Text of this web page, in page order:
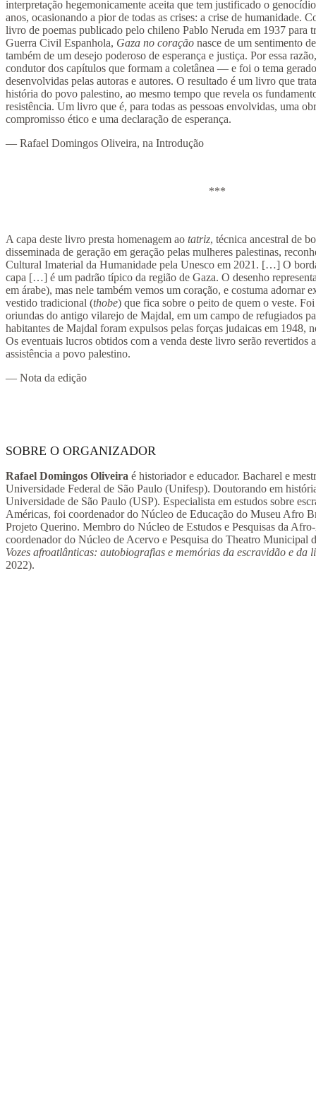
interpretação hegemonicamente aceita que tem justificado o
anos, ocasionando a pior de todas as crises: a crise de humanidade.
livro de poemas publicado pelo chileno Pablo Neruda em 1937 para
Guerra Civil Espanhola, Gaza no coração nasce de um sentimento
também de um desejo poderoso de esperança e justiça. Por essa
condutor dos capítulos que formam a coletânea — e foi o tema
desenvolvidas pelas autoras e autores. O resultado é um livro que
história do povo palestino, ao mesmo tempo que revela os
resistência. Um livro que é, para todas as pessoas envolvidas, uma
compromisso ético e uma declaração de esperança.
— Rafael Domingos Oliveira, na Introdução
***
A capa deste livro presta homenagem ao tatriz, técnica ancestral de
disseminada de geração em geração pelas mulheres palestinas,
Cultural Imaterial da Humanidade pela Unesco em 2021. […] O
capa […] é um padrão típico da região de Gaza. O desenho
em árabe), mas nele também vemos um coração, e costuma adornar
vestido tradicional (thobe) que fica sobre o peito de quem o veste.
oriundas do antigo vilarejo de Majdal, em um campo de refugiados
habitantes de Majdal foram expulsos pelas forças judaicas em
Os eventuais lucros obtidos com a venda deste livro serão revertidos
assistência a povo palestino.
— Nota da edição
SOBRE O ORGANIZADOR
Rafael Domingos Oliveira é historiador e educador. Bacharel e
Universidade Federal de São Paulo (Unifesp). Doutorando em
Universidade de São Paulo (USP). Especialista em estudos sobre
Américas, foi coordenador do Núcleo de Educação do Museu Afro
Projeto Querino. Membro do Núcleo de Estudos e Pesquisas da
coordenador do Núcleo de Acervo e Pesquisa do Theatro Municipal
Vozes afroatlânticas: autobiografias e memórias da escravidão e da
2022).